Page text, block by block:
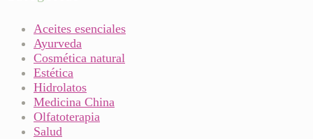
Aceites esenciales
Ayurveda
Cosmética natural
Estética
Hidrolatos
Medicina China
Olfatoterapia
Salud